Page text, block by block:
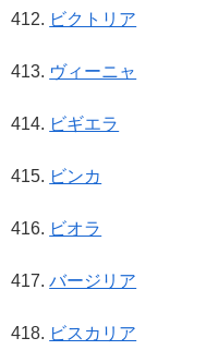
ビクトリア
ヴィーニャ
ビギエラ
ビンカ
ビオラ
バージリア
ビスカリア